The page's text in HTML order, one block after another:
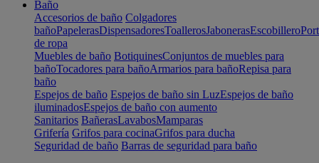
Baño
Accesorios de baño Colgadores
bañoPapelerasDispensadoresToallerosJabonerasEscobillero
de ropa
Muebles de baño BotiquinesConjuntos de muebles para
bañoTocadores para bañoArmarios para bañoRepisa para
baño
Espejos de baño Espejos de baño sin LuzEspejos de baño
iluminadosEspejos de baño con aumento
Sanitarios BañerasLavabosMamparas
Grifería Grifos para cocinaGrifos para ducha
Seguridad de baño Barras de seguridad para baño